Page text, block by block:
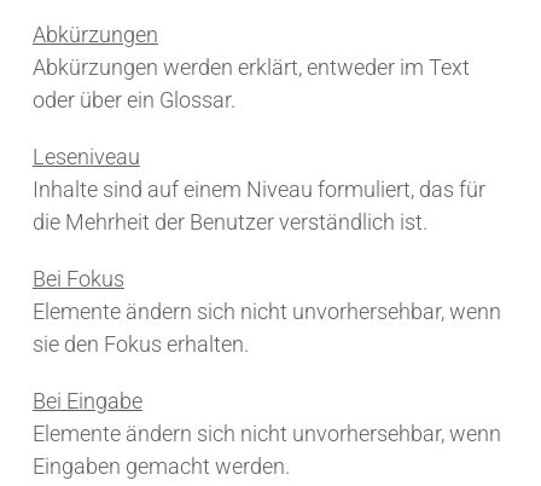
Abkürzungen
Abkürzungen werden erklärt, entweder im Text
oder über ein Glossar.
Leseniveau
Inhalte sind auf einem Niveau formuliert, das für
die Mehrheit der Benutzer verständlich ist.
Bei Fokus
Elemente ändern sich nicht unvorhersehbar, wenn
sie den Fokus erhalten.
Bei Eingabe
Elemente ändern sich nicht unvorhersehbar, wenn
Eingaben gemacht werden.